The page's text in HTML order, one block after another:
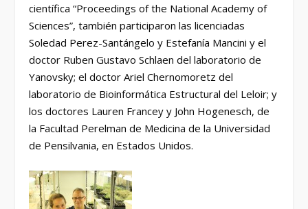
científica “Proceedings of the National Academy of
Sciences”, también participaron las licenciadas
Soledad Perez-Santángelo y Estefanía Mancini y el
doctor Ruben Gustavo Schlaen del laboratorio de
Yanovsky; el doctor Ariel Chernomoretz del
laboratorio de Bioinformática Estructural del Leloir; y
los doctores Lauren Francey y John Hogenesch, de
la Facultad Perelman de Medicina de la Universidad
de Pensilvania, en Estados Unidos.